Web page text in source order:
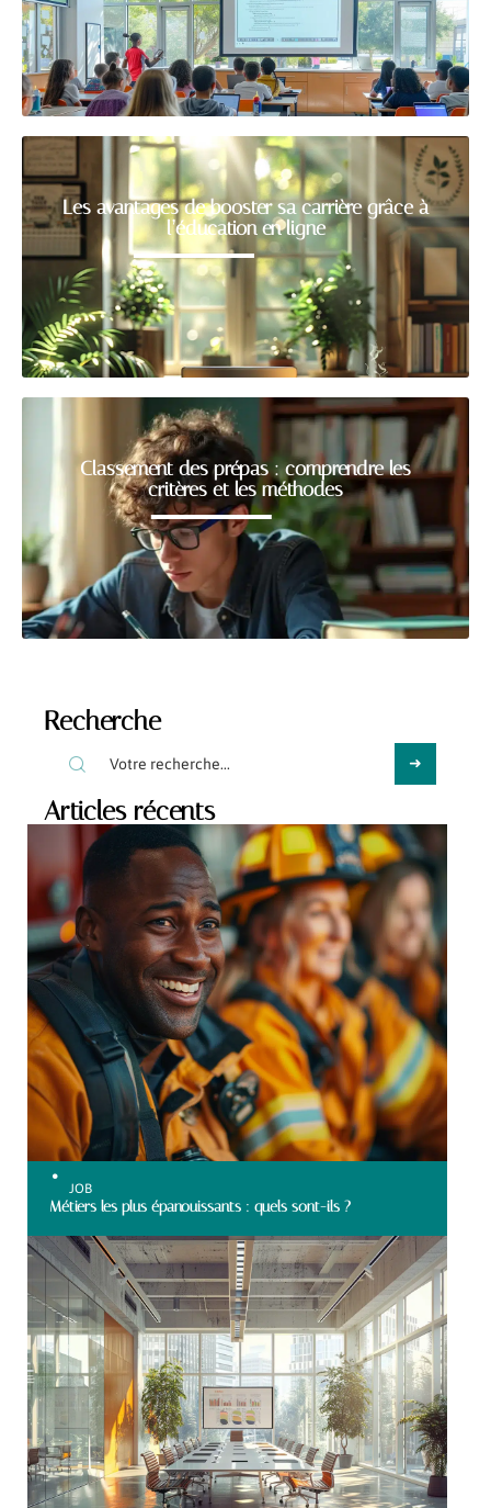
Les avantages de booster sa carrière grâce à
l’éducation en ligne
Classement des prépas : comprendre les
critères et les méthodes
Recherche
Articles récents
JOB
Métiers les plus épanouissants : quels sont-ils ?